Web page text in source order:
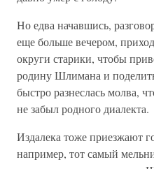
Но едва начавшись,
еще больше вечером,
округи старики, чтобы
родину Шлимана и
быстро разнеслась молва,
не забыл родного диалекта.
Издалека тоже приезжают
например, тот самый